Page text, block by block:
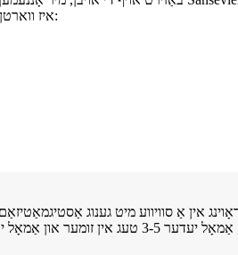
Vanli איז ווארטן דאָ צו טיילן מער מיט איר:
אין אַ סוויווע מיט גענוג